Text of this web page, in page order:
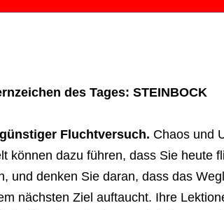
des Tages: STEINBOCK
Fluchtversuch. Chaos und
können dazu führen, dass Sie heute
und denken Sie daran, dass das
nächsten Ziel auftaucht. Ihre